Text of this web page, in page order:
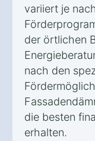
variiert je
der örtlichen
nach den
die besten
erhalten.